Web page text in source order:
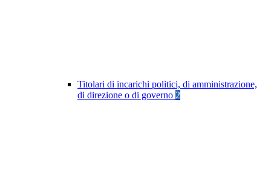
Titolari di incarichi politici, di amministrazione,
di direzione o di governo 2